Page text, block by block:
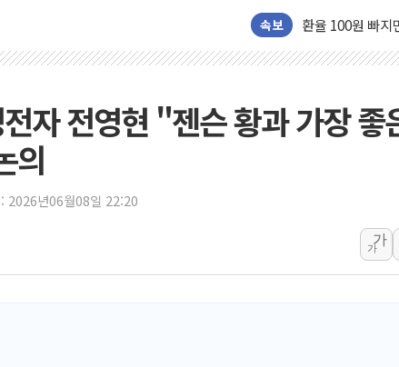
속보
환율 100원 빠지
국내 최대
경찰, '홍명보 감
삼성전자, FMS
[특징주] 고려아
한·체코 항공편
자 전영현 "젠슨 황과 가장 좋
의
2026년06월08일 22:20
가
가